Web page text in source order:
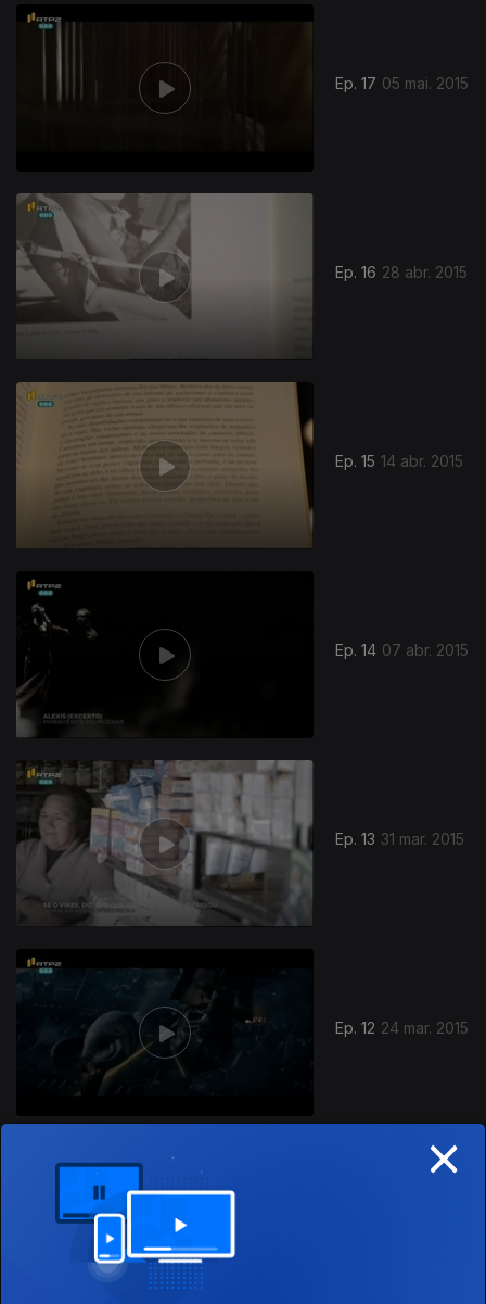
Ep. 17 05 mai. 2015
Ep. 16 28 abr. 2015
Ep. 15 14 abr. 2015
Ep. 14 07 abr. 2015
Ep. 13 31 mar. 2015
Ep. 12 24 mar. 2015
188257
×